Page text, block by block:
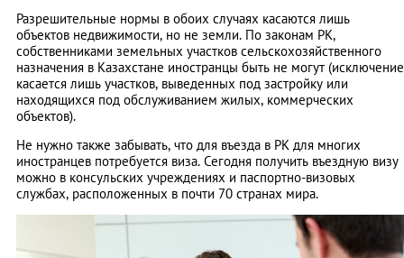
Разрешительные нормы в обоих случаях касаются лишь
объектов недвижимости, но не земли. По законам РК,
собственниками земельных участков сельскохозяйственного
назначения в Казахстане иностранцы быть не могут (исключение
касается лишь участков, выведенных под застройку или
находящихся под обслуживанием жилых, коммерческих
объектов).
Не нужно также забывать, что для въезда в РК для многих
иностранцев потребуется виза. Сегодня получить въездную визу
можно в консульских учреждениях и паспортно-визовых
службах, расположенных в почти 70 странах мира.